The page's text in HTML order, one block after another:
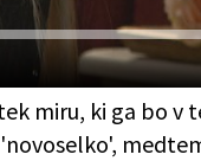
miru, ki ga bo v